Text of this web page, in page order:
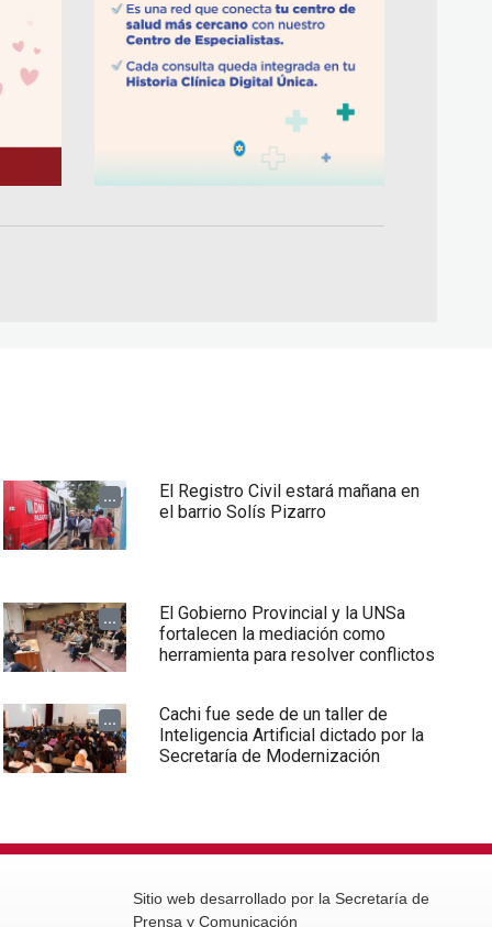
...
El Registro Civil estará mañana en
el barrio Solís Pizarro
...
El Gobierno Provincial y la UNSa
fortalecen la mediación como
herramienta para resolver conflictos
...
Cachi fue sede de un taller de
Inteligencia Artificial dictado por la
Secretaría de Modernización
Sitio web desarrollado por la Secretaría de
Prensa y Comunicación